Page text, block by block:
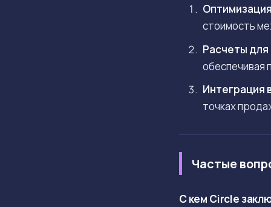
стоимость
Расчеты для
обеспечивая
Интеграция
точках
Частые
С кем Circle